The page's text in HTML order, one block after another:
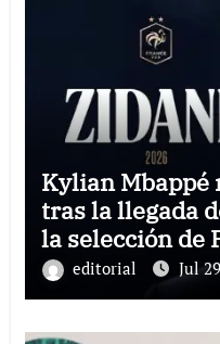
Kylian Mbappé
tras la llegada
la selección de
editorial Jul